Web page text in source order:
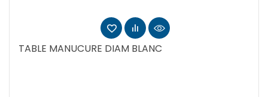
TABLE MANUCURE DIAM BLANC